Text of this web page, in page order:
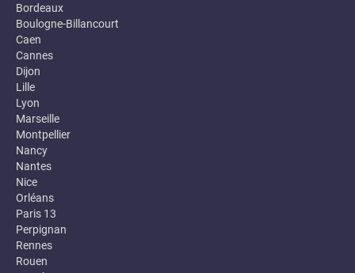
Bordeaux
Boulogne-Billancourt
Caen
Cannes
Dijon
Lille
Lyon
Marseille
Montpellier
Nancy
Nantes
Nice
Orléans
Paris 13
Perpignan
Rennes
Rouen